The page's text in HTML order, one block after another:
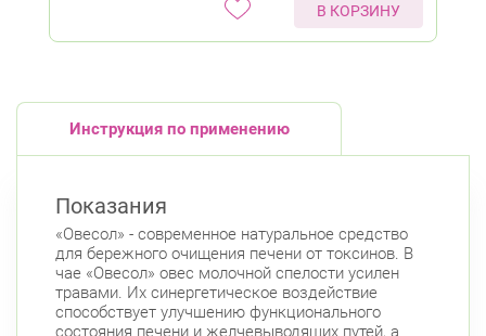
В КОРЗИНУ
Инструкция по применению
Показания
«Овесол» - современное натуральное средство
для бережного очищения печени от токсинов. В
чае «Овесол» овес молочной спелости усилен
травами. Их синергетическое воздействие
способствует улучшению функционального
состояния печени и желчевыводящих путей, а